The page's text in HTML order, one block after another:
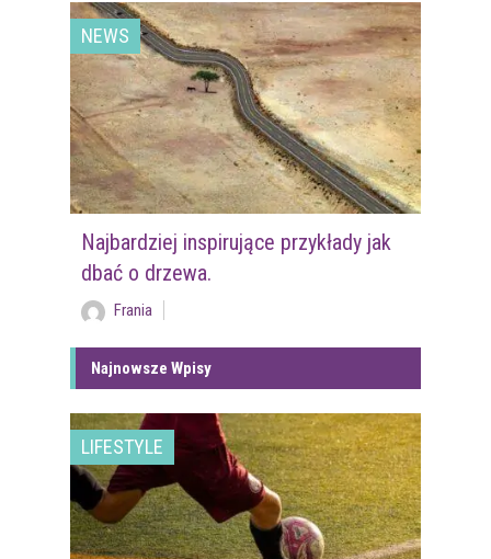
NEWS
Najbardziej inspirujące przykłady jak
dbać o drzewa.
Frania
Najnowsze Wpisy
LIFESTYLE